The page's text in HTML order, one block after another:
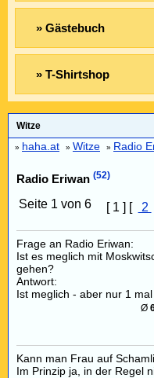
» Gästebuch
» T-Shirtshop
Witze
» haha.at » Witze » Radio
Radio Eriwan (52)
Seite 1 von 6 [ 1 ] [ 2
Frage an Radio Eriwan:
Ist es meglich mit
gehen?
Antwort:
Ist meglich - aber nur 1 mal
Ø
Kann man Frau auf
Im Prinzip ja, in der Regel